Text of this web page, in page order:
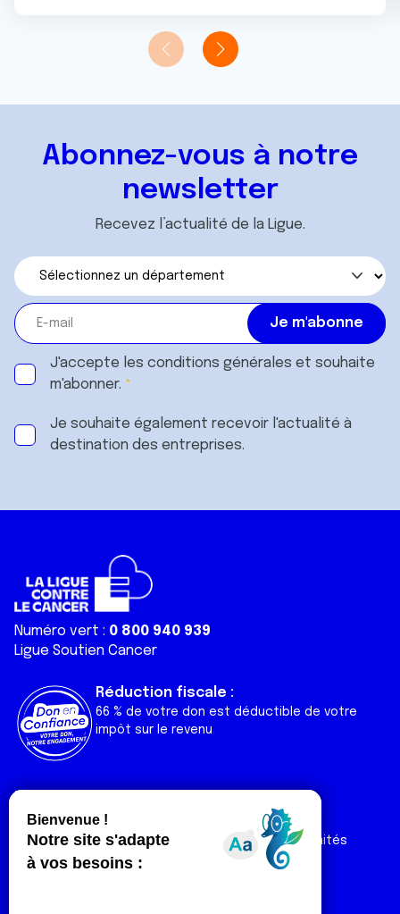
Abonnez-vous à notre
newsletter
Recevez l’actualité de la Ligue.
J'accepte les conditions générales et souhaite
m'abonner.
Je souhaite également recevoir l'actualité à
destination des entreprises.
Numéro vert : 0 800 940 939
Ligue Soutien Cancer
Réduction fiscale :
66 % de votre don est déductible de votre
impôt sur le revenu
Liens utiles
Nos actualités
Nos publications
Contact
Espace Ligue & comités
Espace chercheur